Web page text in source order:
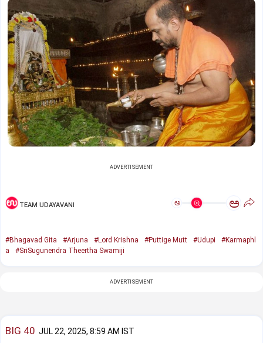
ADVERTISEMENT
TEAM UDAYAVANI ಅ ಅ
#Bhagavad Gita #Arjuna #Lord Krishna #Puttige Mutt #Udupi
#Karmaphl
a
#SriSugunendra Theertha Swamiji
ADVERTISEMENT
BIG 40 JUL 22, 2025, 8:59 AM IST